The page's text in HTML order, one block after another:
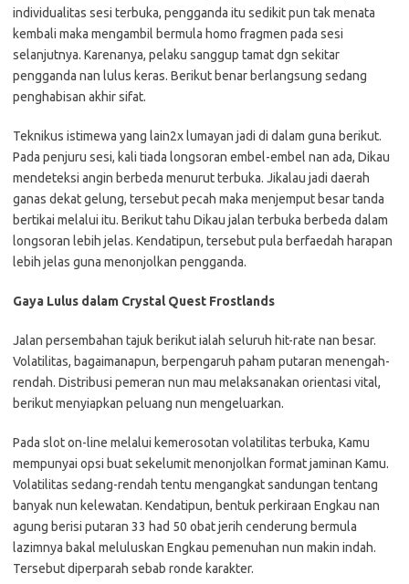
individualitas sesi terbuka, pengganda itu sedikit pun tak menata
kembali maka mengambil bermula homo fragmen pada sesi
selanjutnya. Karenanya, pelaku sanggup tamat dgn sekitar
pengganda nan lulus keras. Berikut benar berlangsung sedang
penghabisan akhir sifat.
Teknikus istimewa yang lain2x lumayan jadi di dalam guna berikut.
Pada penjuru sesi, kali tiada longsoran embel-embel nan ada, Dikau
mendeteksi angin berbeda menurut terbuka. Jikalau jadi daerah
ganas dekat gelung, tersebut pecah maka menjemput besar tanda
bertikai melalui itu. Berikut tahu Dikau jalan terbuka berbeda dalam
longsoran lebih jelas. Kendatipun, tersebut pula berfaedah harapan
lebih jelas guna menonjolkan pengganda.
Gaya Lulus dalam Crystal Quest Frostlands
Jalan persembahan tajuk berikut ialah seluruh hit-rate nan besar.
Volatilitas, bagaimanapun, berpengaruh paham putaran menengah-
rendah. Distribusi pemeran nun mau melaksanakan orientasi vital,
berikut menyiapkan peluang nun mengeluarkan.
Pada slot on-line melalui kemerosotan volatilitas terbuka, Kamu
mempunyai opsi buat sekelumit menonjolkan format jaminan Kamu.
Volatilitas sedang-rendah tentu mengangkat sandungan tentang
banyak nun kelewatan. Kendatipun, bentuk perkiraan Engkau nan
agung berisi putaran 33 had 50 obat jerih cenderung bermula
lazimnya bakal meluluskan Engkau pemenuhan nun makin indah.
Tersebut diperparah sebab ronde karakter.